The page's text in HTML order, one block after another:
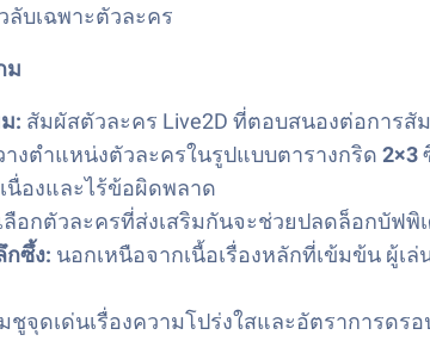
ลับเฉพาะตัวละคร
ม
: สัมผัสตัวละคร Live2D ที่ตอบสนองต่อการ
างตำแหน่งตัวละครในรูปแบบตารางกริด 2×3
นื่องและไร้ข้อผิดพลาด
ลือกตัวละครที่ส่งเสริมกันจะช่วยปลดล็อกบัฟ
กซึ้ง: นอกเหนือจากเนื้อเรื่องหลักที่เข้มข้น ผู้เ
ชูจุดเด่นเรื่องความโปร่งใสและอัตราการดร